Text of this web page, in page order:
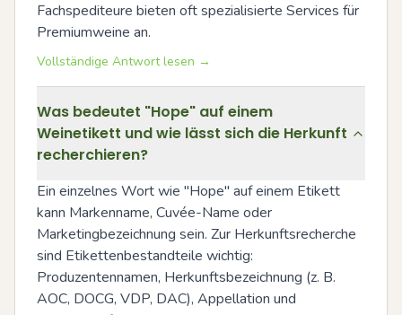
Fachspediteure bieten oft spezialisierte Services für
Premiumweine an.
Vollständige Antwort lesen →
Was bedeutet "Hope" auf einem
Weinetikett und wie lässt sich die Herkunft
recherchieren?
Ein einzelnes Wort wie "Hope" auf einem Etikett
kann Markenname, Cuvée-Name oder
Marketingbezeichnung sein. Zur Herkunftsrecherche
sind Etikettenbestandteile wichtig:
Produzentennamen, Herkunftsbezeichnung (z. B.
AOC, DOCG, VDP, DAC), Appellation und